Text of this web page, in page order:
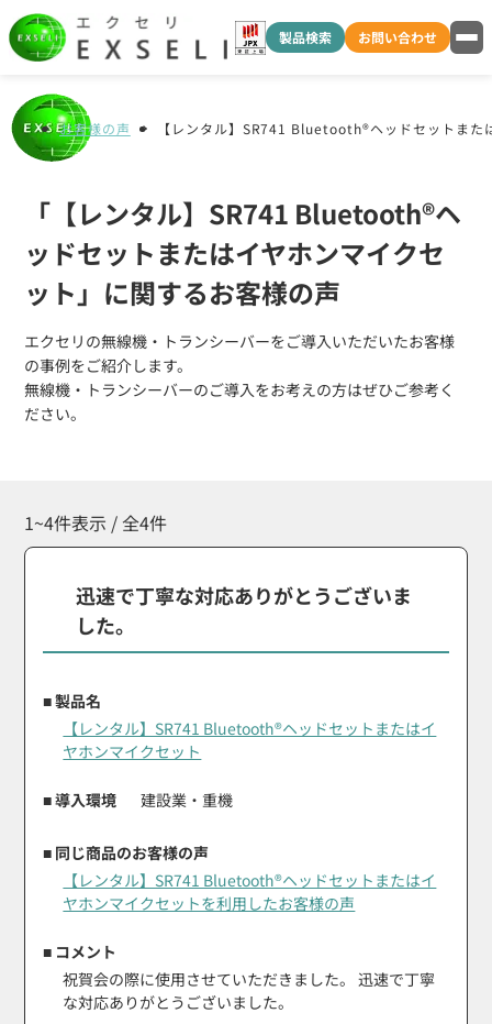
製品検索 お問い合わせ
お客様の声 【レンタル】SR741 Bluetooth®ヘッドセットまた
「【レンタル】SR741 Bluetooth®ヘ
ッドセットまたはイヤホンマイクセ
ット」に関するお客様の声
エクセリの無線機・トランシーバーをご導入いただいたお客様
の事例をご紹介します。
無線機・トランシーバーのご導入をお考えの方はぜひご参考く
ださい。
1~4件表示 / 全4件
迅速で丁寧な対応ありがとうございま
した。
■ 製品名
【レンタル】SR741 Bluetooth®ヘッドセットまたはイ
ヤホンマイクセット
■ 導入環境 建設業・重機
■ 同じ商品のお客様の声
【レンタル】SR741 Bluetooth®ヘッドセットまたはイ
ヤホンマイクセットを利用したお客様の声
■ コメント
祝賀会の際に使用させていただきました。 迅速で丁寧
な対応ありがとうございました。